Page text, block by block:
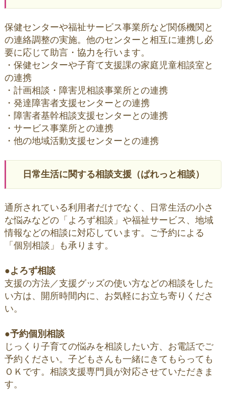
保健センターや福祉サービス事業所など関係機関と
の連絡調整の実施。他のセンターと相互に連携し必
要に応じて助言・協力を行います。
・保健センターや子育て支援課の家庭児童相談室と
の連携
・計画相談・障害児相談事業所との連携
・発達障害者支援センターとの連携
・障害者基幹相談支援センターとの連携
・サービス事業所との連携
・他の地域活動支援センターとの連携
日常生活に関する相談支援（ぱれっと相談）
通所されている利用者だけでなく、日常生活の小さ
な悩みなどの「よろず相談」や福祉サービス、地域
情報などの相談に対応しています。ご予約による
「個別相談」も承ります。
●よろず相談
支援の方法／支援グッズの使い方などの相談をした
い方は、開所時間内に、お気軽にお立ち寄りくださ
い。
●予約個別相談
じっくり子育ての悩みを相談したい方、お電話でご
予約ください。子どもさんも一緒にきてもらっても
ＯＫです。相談支援専門員が対応させていただきま
す。